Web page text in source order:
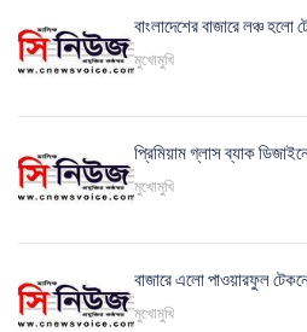
বাংলাদেশের বাজারে লঞ্চ
মুখোমুখি
প্রিমিয়াম গ্লাস ব্যাক
মুখোমুখি
বাজারে এলো পাওয়ারফুল
মুখোমুখি